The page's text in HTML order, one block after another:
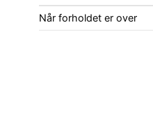
Når forholdet er over